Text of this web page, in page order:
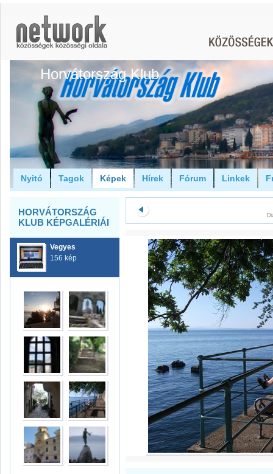
Horvátország Klub
Nyitó Tagok Képek Hírek Fórum Linkek
HORVÁTORSZÁG
KLUB KÉPGALÉRIÁI
Vegyes
156 kép